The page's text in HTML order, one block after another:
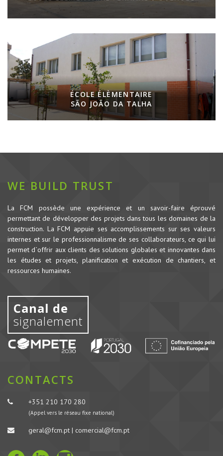
ÉCOLE ÉLÈMENTAIRE
SÃO JOÃO DA TALHA
WE BUILD TRUST
La FCM possède une expérience et un savoir-faire éprouvé
permettant de développer des projets dans tous les domaines de la
construction. La FCM appuie ses accomplissements sur ses valeurs
internes et sur le professionnalisme de ses collaborateurs, ce qui lui
permet d`offrir aux clients des solutions globales et innovantes dans
les études et projets, planification et exécution de chantiers, et
ressources humaines.
Canal de
signalement
CONTACTS
+351 210 170 280
(Appel vers le réseau fixe national)
geral@fcm.pt | comercial@fcm.pt